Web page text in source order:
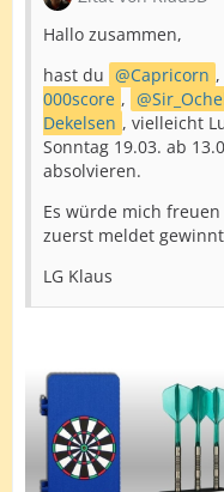
Hallo zusammen,
hast du
Capricorn ,
000score ,
Dekelsen , vielleicht
Sonntag 19.03. ab
absolvieren.
Es würde mich
zuerst meldet
LG Klaus